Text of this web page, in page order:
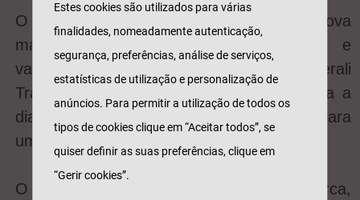
O posicionamento e o propósito da nova
marca residem na maior proximidade e
valorização das pessoas. A Generali
Tranquilidade quer ser um parceiro no dia a
dia dos clientes e cuidar das suas vidas para
um futuro mais seguro e sustentável.
O verde continua presente na nova marca,
Estes cookies são utilizados para várias
finalidades, nomeadamente autenticação,
segurança, preferências, análise de serviços,
estatísticas de utilização e personalização de
anúncios. Para permitir a utilização de todos os
tipos de cookies clique em “Aceitar todos”, se
quiser definir as suas preferências, clique em
“Gerir cookies”.